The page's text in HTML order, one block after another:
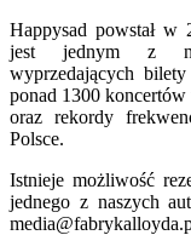
Happysad powstał
jest jednym z
wyprzedających
ponad 1300 koncertów
oraz rekordy
Polsce.
Istnieje możliwość
jednego z naszych